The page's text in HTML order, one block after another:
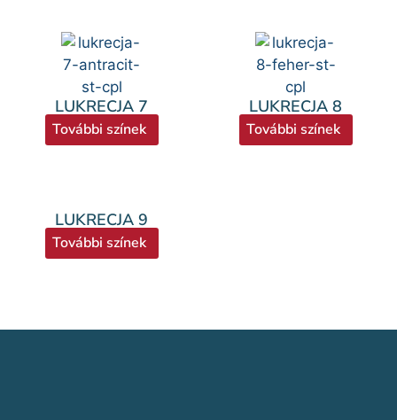
LUKRECJA 7
További színek
LUKRECJA 8
További színek
LUKRECJA 9
További színek